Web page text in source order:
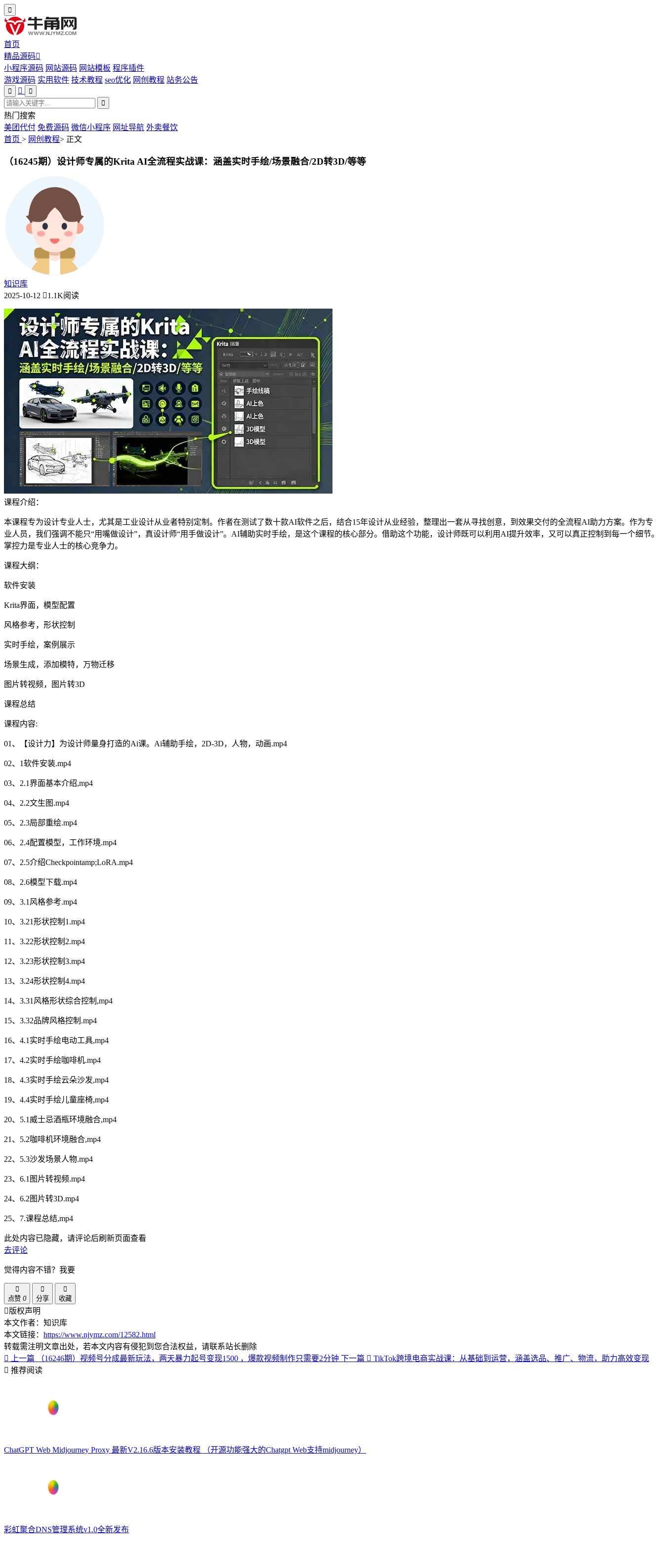
首页
精品源码
小程序源码 网站源码 网站模板 程序插件
游戏源码 实用软件 技术教程 seo优化 网创教程 站务公告
热门搜索
美团代付 免费源码 微信小程序 网址导航 外卖餐饮
首页 > 网创教程> 正文
（16245期）设计师专属的Krita AI全流程实战课：涵盖实时手绘/场景融合/2D转3D/等等
知识库
2025-10-12
1.1K阅读
课程介绍：
本课程专为设计专业人士，尤其是工业设计从业者特别定制。作者在测试了数十款AI软件之后，结合15年设计从业经验，整理出一套从寻找创意，到效果交付的全流程AI助力方案。作为专
业人员，我们强调不能只“用嘴做设计”，真设计师“用手做设计”。AI辅助实时手绘，是这个课程的核心部分。借助这个功能，设计师既可以利用AI提升效率，又可以真正控制到每一个细节。
掌控力是专业人士的核心竞争力。
课程大纲：
软件安装
Krita界面，模型配置
风格参考，形状控制
实时手绘，案例展示
场景生成，添加模特，万物迁移
图片转视频，图片转3D
课程总结
课程内容:
01、【设计力】为设计师量身打造的Ai课。Ai辅助手绘，2D-3D，人物，动画.mp4
02、1软件安装.mp4
03、2.1界面基本介绍,mp4
04、2.2文生图.mp4
05、2.3局部重绘.mp4
06、2.4配置模型，工作环境.mp4
07、2.5介绍Checkpointamp;LoRA.mp4
08、2.6模型下载.mp4
09、3.1风格参考.mp4
10、3.21形状控制1.mp4
11、3.22形状控制2.mp4
12、3.23形状控制3.mp4
13、3.24形状控制4.mp4
14、3.31风格形状综合控制,mp4
15、3.32品牌风格控制.mp4
16、4.1实时手绘电动工具,mp4
17、4.2实时手绘咖啡机.mp4
18、4.3实时手绘云朵沙发,mp4
19、4.4实时手绘儿童座椅,mp4
20、5.1威士忌酒瓶环境融合,mp4
21、5.2咖啡机环境融合,mp4
22、5.3沙发场景人物.mp4
23、6.1图片转视频.mp4
24、6.2图片转3D.mp4
25、7.课程总结,mp4
此处内容已隐藏，请评论后刷新页面查看
去评论
觉得内容不错？我要
点赞 0 分享 收藏
版权声明
本文作者：知识库
本文链接： https://www.njymz.com/12582.html
转载需注明文章出处，若本文内容有侵犯到您合法权益，请联系站长删除
上一篇
（16246期）视频号分成最新玩法，两天暴力起号变现1500 ，爆款视频制作只需要2分钟 下一篇
TikTok跨境电商实战课：从基础到运营，涵盖选品、推广、物流，助力高效变现
推荐阅读
ChatGPT Web Midjourney Proxy 最新V2.16.6版本安装教程 （开源功能强大的Chatgpt Web支持midjourney）
彩虹聚合DNS管理系统v1.0全新发布